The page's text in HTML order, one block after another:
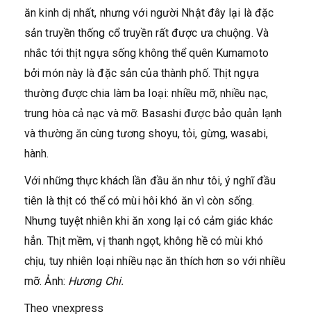
ăn kinh dị nhất, nhưng với người Nhật đây lại là đặc
sản truyền thống cổ truyền rất được ưa chuộng. Và
nhắc tới thịt ngựa sống không thể quên Kumamoto
bởi món này là đặc sản của thành phố. Thịt ngựa
thường được chia làm ba loại: nhiều mỡ, nhiều nạc,
trung hòa cả nạc và mỡ. Basashi được bảo quản lạnh
và thường ăn cùng tương shoyu, tỏi, gừng, wasabi,
hành.
Với những thực khách lần đầu ăn như tôi, ý nghĩ đầu
tiên là thịt có thể có mùi hôi khó ăn vì còn sống.
Nhưng tuyệt nhiên khi ăn xong lại có cảm giác khác
hẳn. Thịt mềm, vị thanh ngọt, không hề có mùi khó
chịu, tuy nhiên loại nhiều nạc ăn thích hơn so với nhiều
mỡ. Ảnh: Hương Chi.
Theo vnexpress